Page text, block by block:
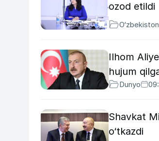
ozod etildi
O‘zbekiston
Ilhom
hujum
Dunyo
Shavkat
o‘tkazdi